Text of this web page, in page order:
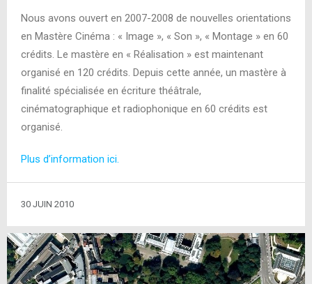
Nous avons ouvert en 2007-2008 de nouvelles orientations
en Mastère Cinéma : « Image », « Son », « Montage » en 60
crédits. Le mastère en « Réalisation » est maintenant
organisé en 120 crédits. Depuis cette année, un mastère à
finalité spécialisée en écriture théâtrale,
cinématographique et radiophonique en 60 crédits est
organisé.
Plus d’information ici.
30 JUIN 2010